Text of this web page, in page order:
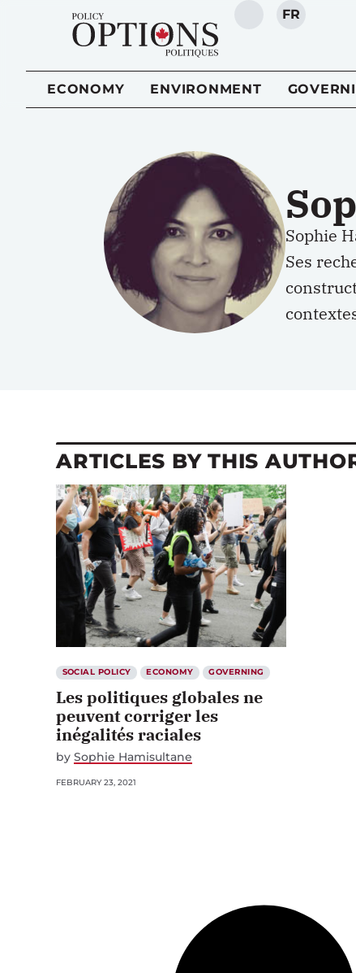
SEARCH
FR
ECONOMY ENVIRONMENT
Sophie
Ses
ARTICLES BY THIS
SOCIAL POLICY ECONOMY GOVERNING
Les politiques globales ne
peuvent corriger les
inégalités raciales
by Sophie Hamisultane
FEBRUARY 23, 2021